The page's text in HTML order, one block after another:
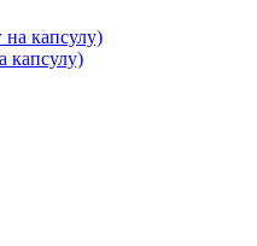
капсулу)